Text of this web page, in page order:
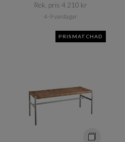
Rek. pris 4 210 kr​​
4-9 vardagar
PRISMATCHAD